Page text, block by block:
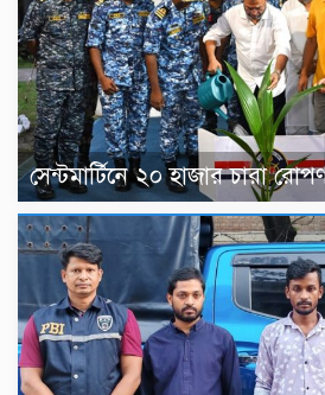
সেন্টমার্টিনে ২০ হাজার চারা